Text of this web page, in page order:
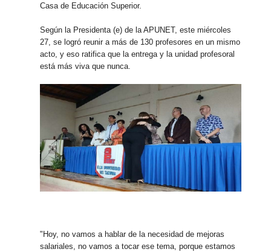
Casa de Educación Superior.
Según la Presidenta (e) de la APUNET, este miércoles
27, se logró reunir a más de 130 profesores en un mismo
acto, y eso ratifica que la entrega y la unidad profesoral
está más viva que nunca.
"Hoy, no vamos a hablar de la necesidad de mejoras
salariales, no vamos a tocar ese tema, porque estamos